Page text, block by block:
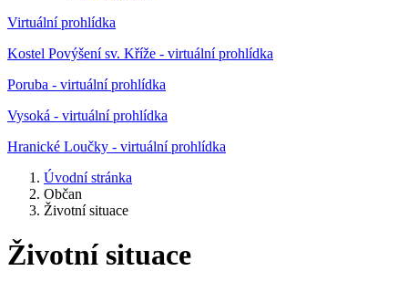
Virtuální prohlídka
Kostel Povýšení sv. Kříže - virtuální prohlídka
Poruba - virtuální prohlídka
Vysoká - virtuální prohlídka
Hranické Loučky - virtuální prohlídka
Úvodní stránka
Občan
Životní situace
Životní situace